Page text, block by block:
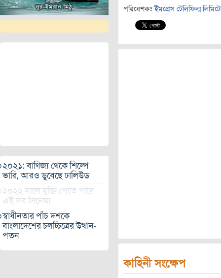
২০২১: বাণিজ্য থেকে শিল্পে
ভারি, আরও ডুবেছে ঢালিউড
২০২২ সালে মুক্তি পেতে পারে
এই সব সিনেমা
স্বাধীনতার পাঁচ দশকে
বাংলাদেশের চলচ্চিত্রের উত্থান-
পতন
পরিবেশকঃ ইমপ্রেস টেলিফিল্ম
কাহিনী সংক্ষেপ